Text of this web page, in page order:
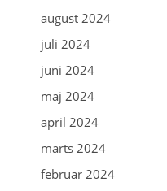
august 2024
juli 2024
juni 2024
maj 2024
april 2024
marts 2024
februar 2024